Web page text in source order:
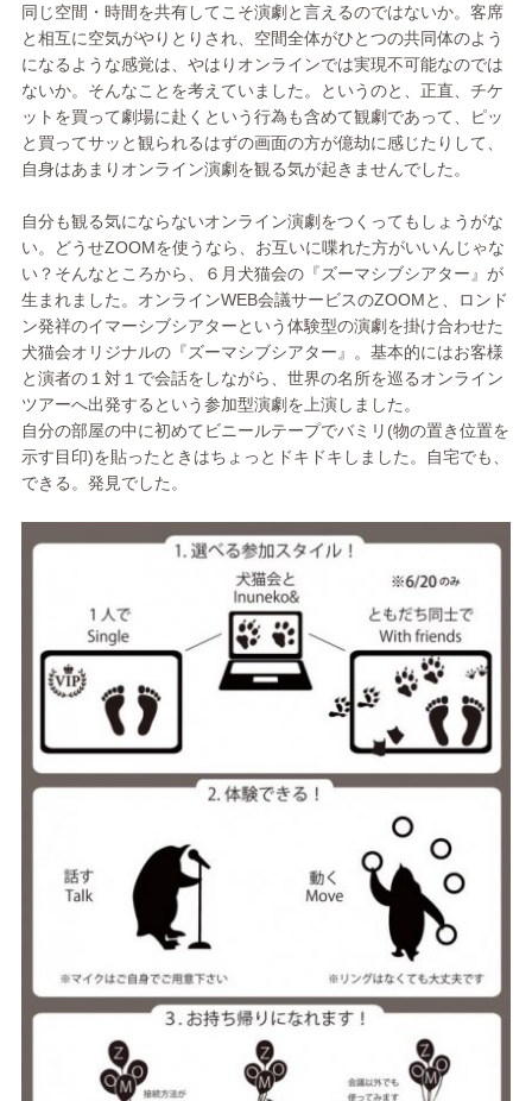
同じ空間・時間を共有してこそ演劇と言えるのではないか。客席
と相互に空気がやりとりされ、空間全体がひとつの共同体のよう
になるような感覚は、やはりオンラインでは実現不可能なのでは
ないか。そんなことを考えていました。というのと、正直、チケ
ットを買って劇場に赴くという行為も含めて観劇であって、ピッ
と買ってサッと観られるはずの画面の方が億劫に感じたりして、
自身はあまりオンライン演劇を観る気が起きませんでした。
自分も観る気にならないオンライン演劇をつくってもしょうがな
い。どうせZOOMを使うなら、お互いに喋れた方がいいんじゃな
い？そんなところから、６月犬猫会の『ズーマシブシアター』が
生まれました。オンラインWEB会議サービスのZOOMと、ロンド
ン発祥のイマーシブシアターという体験型の演劇を掛け合わせた
犬猫会オリジナルの『ズーマシブシアター』。基本的にはお客様
と演者の１対１で会話をしながら、世界の名所を巡るオンライン
ツアーへ出発するという参加型演劇を上演しました。
自分の部屋の中に初めてビニールテープでバミリ(物の置き位置を
示す目印)を貼ったときはちょっとドキドキしました。自宅でも、
できる。発見でした。